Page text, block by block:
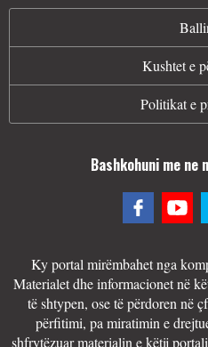
Kushtet e
Politikat e
Bashkohuni me
Ky portal mirëmbahet nga
Materialet dhe informacionet në
të shtypen, ose të përdoren në
përfitimi, pa miratimin e
shfrytëzuar materialin e këtij